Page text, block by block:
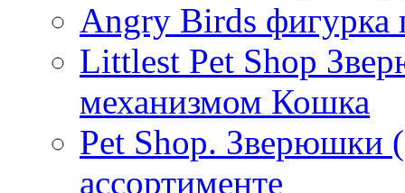
Angry Birds фигурка
Littlest Pet Shop
механизмом Кошка
Pet Shop. Зверюшки
ассортименте